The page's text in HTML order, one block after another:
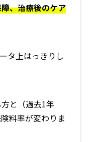
、治療後のケア
タ上はっきりし
と（過去1年
料率が変わりま